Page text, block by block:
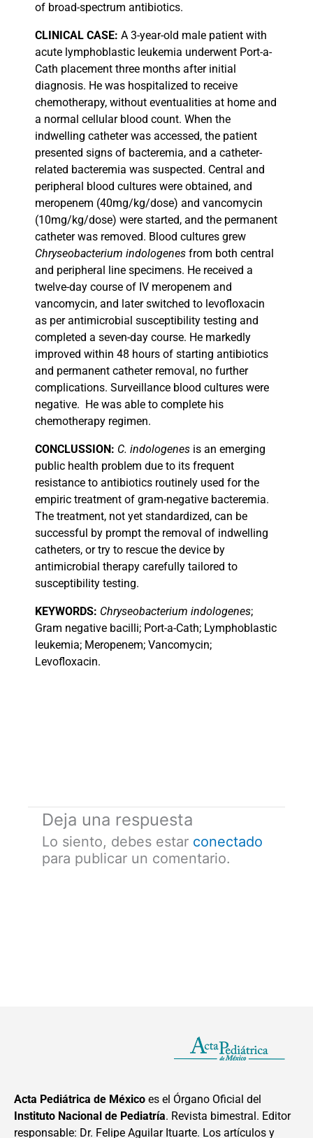
of broad-spectrum antibiotics.
CLINICAL CASE: A 3-year-old male patient with
acute lymphoblastic leukemia underwent Port-a-
Cath placement three months after initial
diagnosis. He was hospitalized to receive
chemotherapy, without eventualities at home and
a normal cellular blood count. When the
indwelling catheter was accessed, the patient
presented signs of bacteremia, and a catheter-
related bacteremia was suspected. Central and
peripheral blood cultures were obtained, and
meropenem (40mg/kg/dose) and vancomycin
(10mg/kg/dose) were started, and the permanent
catheter was removed. Blood cultures grew
Chryseobacterium indologenes from both central
and peripheral line specimens. He received a
twelve-day course of IV meropenem and
vancomycin, and later switched to levofloxacin
as per antimicrobial susceptibility testing and
completed a seven-day course. He markedly
improved within 48 hours of starting antibiotics
and permanent catheter removal, no further
complications. Surveillance blood cultures were
negative. He was able to complete his
chemotherapy regimen.
CONCLUSSION: C. indologenes is an emerging
public health problem due to its frequent
resistance to antibiotics routinely used for the
empiric treatment of gram-negative bacteremia.
The treatment, not yet standardized, can be
successful by prompt the removal of indwelling
catheters, or try to rescue the device by
antimicrobial therapy carefully tailored to
susceptibility testing.
KEYWORDS: Chryseobacterium indologenes;
Gram negative bacilli; Port-a-Cath; Lymphoblastic
leukemia; Meropenem; Vancomycin;
Levofloxacin.
Deja una respuesta
Lo siento, debes estar conectado
para publicar un comentario.
Acta Pediátrica de México es el Órgano Oficial del
Instituto Nacional de Pediatría. Revista bimestral. Editor
responsable: Dr. Felipe Aguilar Ituarte. Los artículos y